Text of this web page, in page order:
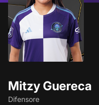
Mitzy Guereca
Difensore